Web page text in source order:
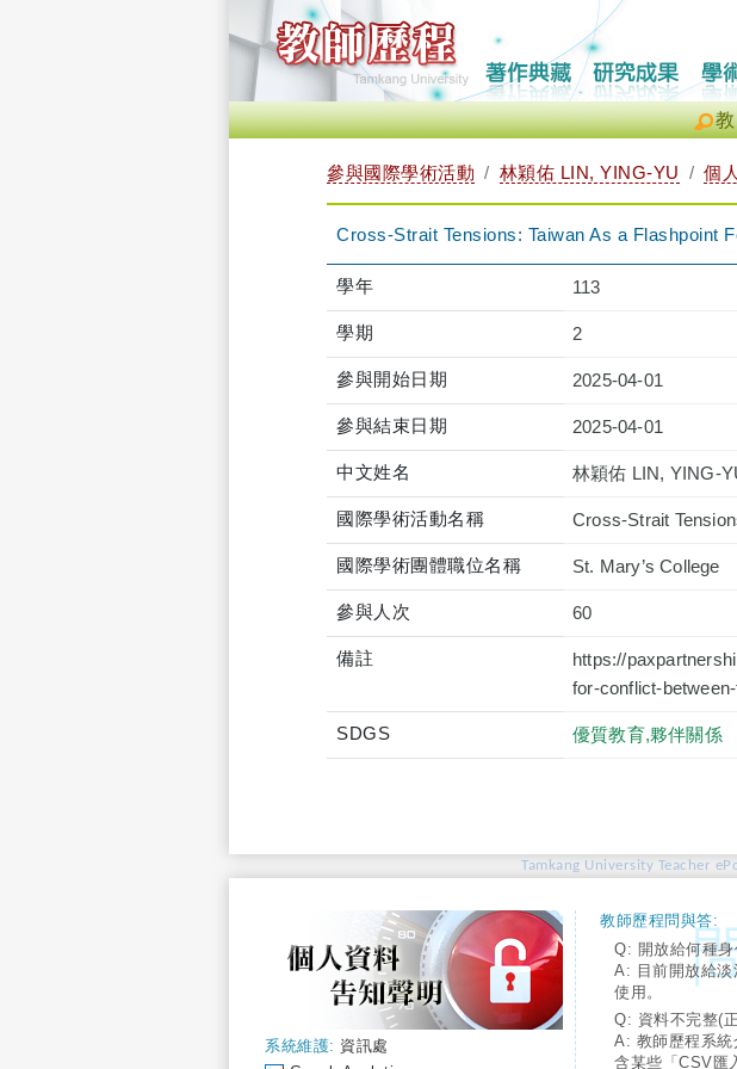
參與國際學術活動 林穎佑 LIN, YING-YU 個
Cross-Strait Tensions: Taiwan As a Flashpoint
學年 113
學期 2
參與開始日期 2025-04-01
參與結束日期 2025-04-01
中文姓名 林穎佑 LIN, YING-
國際學術活動名稱 Cross-Strait
國際學術團體職位名稱 St. Mary’s College
參與人次 60
備註
https://
for-conflict-
SDGS 優質教育,夥伴關係
Tamkang University Teacher
系統維護: 資訊處
教師歷程問與答:
Q: 開放給何種
A: 目前開放給淡
使用。
Q: 資料不完整(
A: 教師歷程系統
含某些「CSV匯